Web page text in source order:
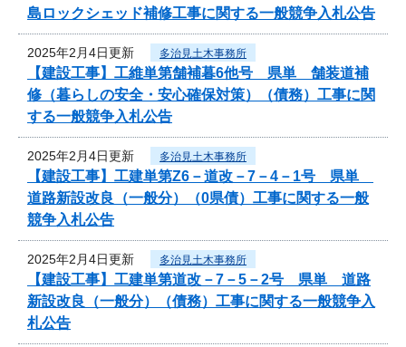
島ロックシェッド補修工事に関する一般競争入札公告
2025年2月4日更新 多治見土木事務所
【建設工事】工維単第舗補暮6他号 県単 舗装道補
修（暮らしの安全・安心確保対策）（債務）工事に関
する一般競争入札公告
2025年2月4日更新 多治見土木事務所
【建設工事】工建単第Z6－道改－7－4－1号 県単
道路新設改良（一般分）（0県債）工事に関する一般
競争入札公告
2025年2月4日更新 多治見土木事務所
【建設工事】工建単第道改－7－5－2号 県単 道路
新設改良（一般分）（債務）工事に関する一般競争入
札公告